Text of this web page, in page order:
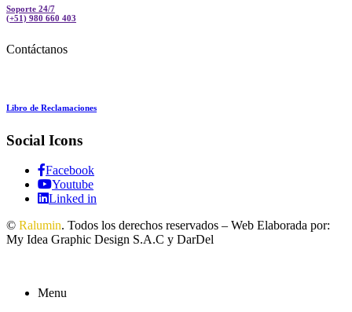
Soporte 24/7
(+51) 980 660 403
Contáctanos
Libro de Reclamaciones
Social Icons
Facebook
Youtube
Linked in
© Ralumin. Todos los derechos reservados – Web Elaborada por:
My Idea Graphic Design S.A.C y DarDel
Menu